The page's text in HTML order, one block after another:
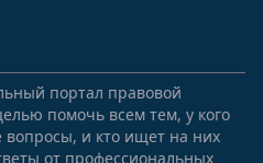
портал правовой
помочь всем тем, у кого
и кто ищет на них
от профессиональных